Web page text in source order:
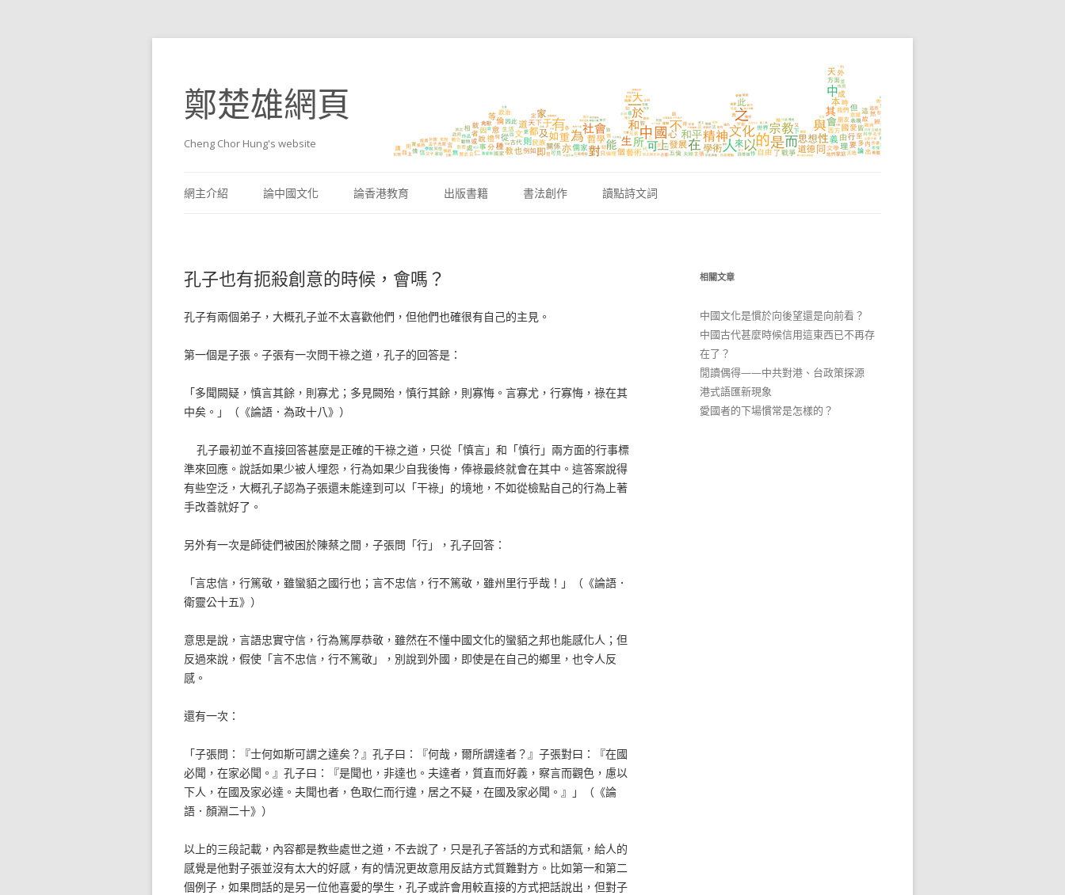
鄭楚雄網頁
Cheng Chor Hung's website
網主介紹
論中國文化 論香港教育 出版書籍 書法創作 讀點詩文詞
孔子也有扼殺創意的時候，會嗎？
孔子有兩個弟子，大概孔子並不太喜歡他們，但他們也確很有自己的主見。
第一個是子張。子張有一次問干祿之道，孔子的回答是：
「多聞闕疑，慎言其餘，則寡尤；多見闕殆，慎行其餘，則寡悔。言寡尤，行寡悔，祿在其
中矣。」（《論語．為政十八》）
孔子最初並不直接回答甚麼是正確的干祿之道，只從「慎言」和「慎行」兩方面的行事標
準來回應。說話如果少被人埋怨，行為如果少自我後悔，俸祿最終就會在其中。這答案說得
有些空泛，大概孔子認為子張還未能達到可以「干祿」的境地，不如從檢點自己的行為上著
手改善就好了。
另外有一次是師徒們被困於陳蔡之間，子張問「行」，孔子回答：
「言忠信，行篤敬，雖蠻貊之國行也；言不忠信，行不篤敬，雖州里行乎哉！」（《論語．
衛靈公十五》）
意思是說，言語忠實守信，行為篤厚恭敬，雖然在不懂中國文化的蠻貊之邦也能感化人；但
反過來說，假使「言不忠信，行不篤敬」，別說到外國，即使是在自己的鄉里，也令人反
感。
還有一次：
「子張問：『士何如斯可謂之達矣？』孔子曰：『何哉，爾所謂達者？』子張對曰：『在國
必聞，在家必聞。』孔子曰：『是聞也，非達也。夫達者，質直而好義，察言而觀色，慮以
下人，在國及家必達。夫聞也者，色取仁而行違，居之不疑，在國及家必聞。』」（《論
語．顏淵二十》）
以上的三段記載，內容都是教些處世之道，不去說了，只是孔子答話的方式和語氣，給人的
感覺是他對子張並沒有太大的好感，有的情況更故意用反詰方式質難對方。比如第一和第二
個例子，如果問話的是另一位他喜愛的學生，孔子或許會用較直接的方式把話說出，但對子
相關文章
中國文化是慣於向後望還是向前看？
中國古代甚麼時候信用這東西已不再存
在了？
閒讀偶得——中共對港、台政策探源
港式語匯新現象
愛國者的下場慣常是怎樣的？